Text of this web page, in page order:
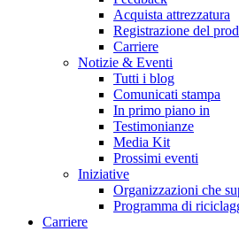
Acquista attrezzatura
Registrazione del
Carriere
Notizie & Eventi
Tutti i blog
Comunicati stampa
In primo piano in
Testimonianze
Media Kit
Prossimi eventi
Iniziative
Organizzazioni che
Programma di
Carriere